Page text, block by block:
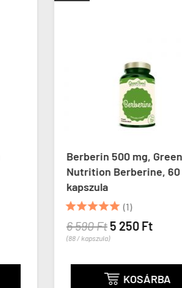
Berberin 500 mg,
Nutrition Berberine, 60
kapszula
 (1)
6 590 Ft 5 250 Ft
(88 / kapszula)
 KOSÁRBA